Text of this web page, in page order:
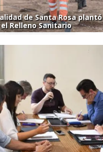
de Santa Rosa
Relleno Sanitario